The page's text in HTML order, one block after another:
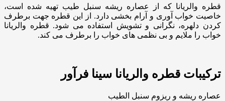
قطره والریانا که از عصاره ریشه سنبل طیب تهیه شده است،
خاصیت خواب آوری و آرام بخشی دارد. از این قطره جهت برطرف
کردن دلهره، نگرانی و تشویش استفاده می شود. قطره والریانا
خواب را ملایم و بی نظمی های خواب را برطرف می کند.
ترکیبات قطره والریانا سینا فرآور
عصاره ریشه و ریزوم سنبل الطیب